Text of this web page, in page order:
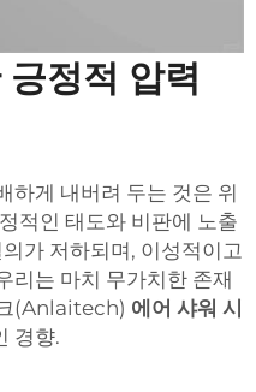
정적 압력
하게 내버려 두는 것은 위
적인 태도와 비판에 노출
가 저하되며, 이성적이고
리는 마치 무가치한 존재
(Anlaitech) 에어 샤워 시
경향.